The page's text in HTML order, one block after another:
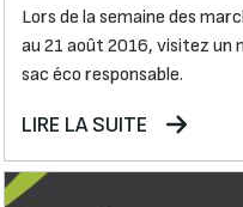
Lors de la semaine des
au 21 août 2016, visitez un
sac éco responsable.
LIRE LA SUITE